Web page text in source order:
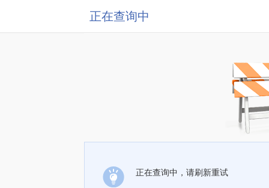
正在查询中
正在查询中，请刷新重试